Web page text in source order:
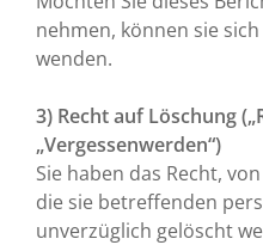
nehmen, können sie
wenden.
3) Recht auf Löschung
„Vergessenwerden“)
Sie haben das Recht,
die sie betreffenden
unverzüglich gelöscht